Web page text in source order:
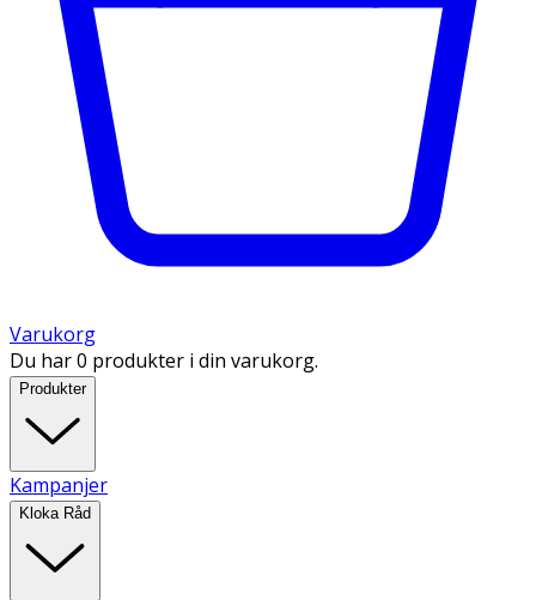
Varukorg
Du har 0 produkter i din varukorg.
Produkter
Kampanjer
Kloka Råd